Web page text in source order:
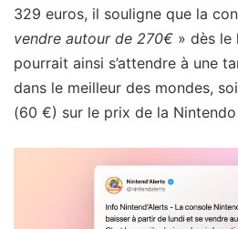
329 euros, il souligne que la
vendre autour de 270€ » dès le
pourrait ainsi s’attendre à une
dans le meilleur des mondes,
(60 €) sur le prix de la